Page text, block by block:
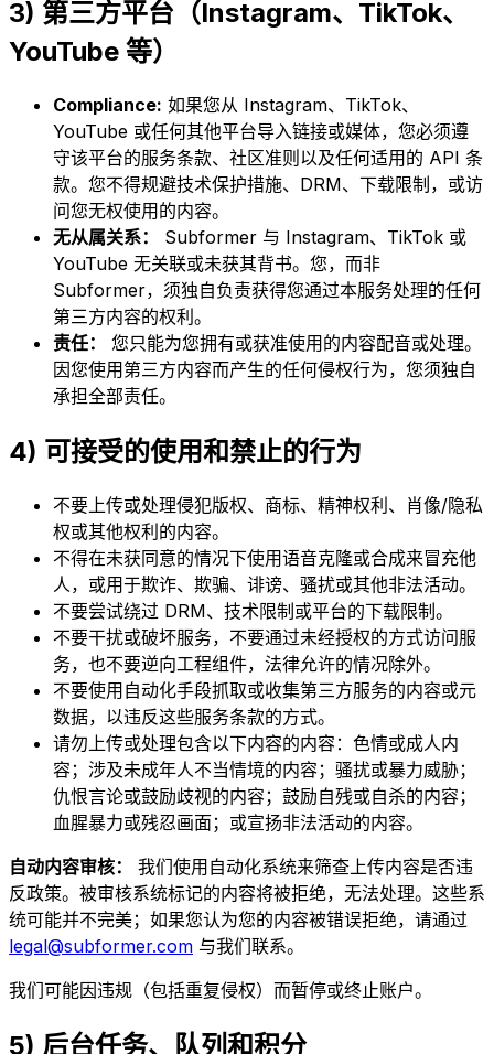
3) 第三方平台（Instagram、TikTok、
YouTube 等）
Compliance: 如果您从 Instagram、TikTok、
YouTube 或任何其他平台导入链接或媒体，您必须遵
守该平台的服务条款、社区准则以及任何适用的 API 条
款。您不得规避技术保护措施、DRM、下载限制，或访
问您无权使用的内容。
无从属关系：
Subformer 与 Instagram、TikTok 或
YouTube 无关联或未获其背书。您，而非
Subformer，须独自负责获得您通过本服务处理的任何
第三方内容的权利。
责任：
您只能为您拥有或获准使用的内容配音或处理。
因您使用第三方内容而产生的任何侵权行为，您须独自
承担全部责任。
4) 可接受的使用和禁止的行为
不要上传或处理侵犯版权、商标、精神权利、肖像/隐私
权或其他权利的内容。
不得在未获同意的情况下使用语音克隆或合成来冒充他
人，或用于欺诈、欺骗、诽谤、骚扰或其他非法活动。
不要尝试绕过 DRM、技术限制或平台的下载限制。
不要干扰或破坏服务，不要通过未经授权的方式访问服
务，也不要逆向工程组件，法律允许的情况除外。
不要使用自动化手段抓取或收集第三方服务的内容或元
数据，以违反这些服务条款的方式。
请勿上传或处理包含以下内容的内容：色情或成人内
容；涉及未成年人不当情境的内容；骚扰或暴力威胁；
仇恨言论或鼓励歧视的内容；鼓励自残或自杀的内容；
血腥暴力或残忍画面；或宣扬非法活动的内容。
自动内容审核：
我们使用自动化系统来筛查上传内容是否违
反政策。被审核系统标记的内容将被拒绝，无法处理。这些系
统可能并不完美；如果您认为您的内容被错误拒绝，请通过
legal@subformer.com 与我们联系。
我们可能因违规（包括重复侵权）而暂停或终止账户。
5) 后台任务、队列和积分